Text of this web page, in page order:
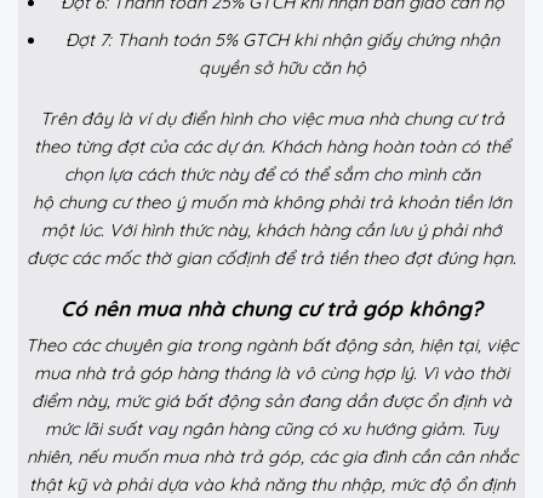
Đợt 7: Thanh toán 5% GTCH khi nhận giấy chứng nhận
quyền sở hữu căn hộ
Trên đây là ví dụ điển hình cho việc mua nhà chung cư trả
theo từng đợt của các dự án. Khách hàng hoàn toàn có thể
chọn lựa cách thức này để có thể sắm cho mình căn
hộ chung cư theo ý muốn mà không phải trả khoản tiền lớn
một lúc. Với hình thức này, khách hàng cần lưu ý phải nhớ
được các mốc thờ gian cốđịnh để trả tiền theo đợt đúng hạn.
Có nên mua nhà chung cư trả góp không?
Theo các chuyên gia trong ngành bất động sản, hiện tại, việc
mua nhà trả góp hàng tháng là vô cùng hợp lý. Vì vào thời
điểm này, mức giá bất động sản đang dần được ổn định và
mức lãi suất vay ngân hàng cũng có xu hướng giảm. Tuy
nhiên, nếu muốn mua nhà trả góp, các gia đình cần cân nhắc
thật kỹ và phải dựa vào khả năng thu nhập, mức độ ổn định